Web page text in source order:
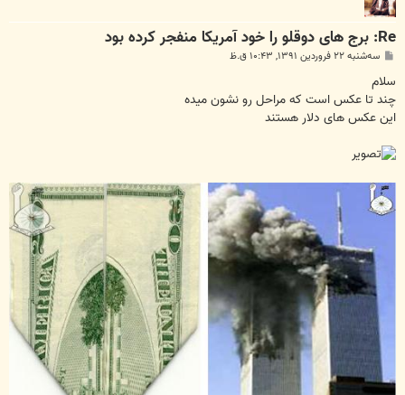
Re: برج های دوقلو را خود آمریکا منفجر کرده بود
پ
ت
سه‌شنبه ۲۲ فروردین ۱۳۹۱, ۱۰:۴۳ ق.ظ
سلام
چند تا عکس است که مراحل رو نشون میده
این عکس های دلار هستند